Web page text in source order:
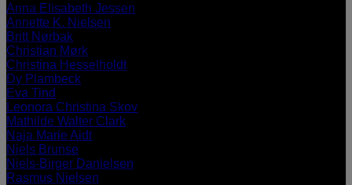
Anna Elisabeth Jessen
Annette K. Nielsen
Britt Nørbak
Christian Mørk
Christina Hesselholdt
Dy Plambeck
Eva Tind
Leonora Christina Skov
Mathilde Walter Clark
Naja Marie Aidt
Niels Brunse
Niels-Birger Danielsen
Rasmus Nielsen